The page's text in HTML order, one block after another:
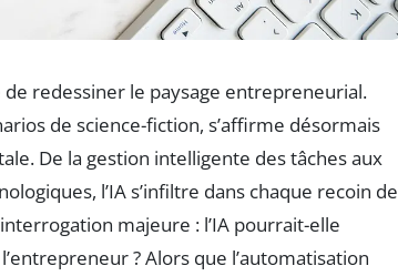
redessiner le paysage entrepreneurial.
de science-fiction, s’affirme désormais
De la gestion intelligente des tâches aux
l’IA s’infiltre dans chaque recoin de
majeure : l’IA pourrait-elle
? Alors que l’automatisation